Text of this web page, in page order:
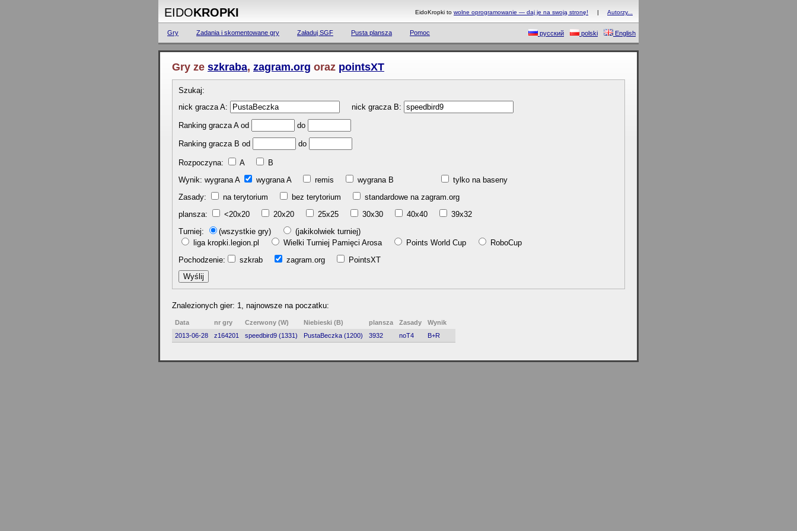
EIDOKROPKI EidoKropki to wolne oprogramowanie — daj je na swoją stronę! | Autorzy...
Gry Zadania i skomentowane gry Załaduj SGF Pusta plansza Pomoc English
polski
русский
Gry ze szkraba, zagram.org oraz pointsXT
Szukaj:
nick gracza A:
nick gracza B:
Ranking gracza A od do
Ranking gracza B od do
Rozpoczyna: A
B
Wynik: wygrana A
wygrana A remis wygrana B
tylko na baseny
Zasady:
na terytorium bez terytorium
standardowe na zagram.org
plansza:
<20x20 20x20 25x25 30x30 40x40
39x32
Turniej:
(wszystkie gry)
(jakikolwiek turniej)
liga kropki.legion.pl
Wielki Turniej Pamięci Arosa Points World Cup
RoboCup
Pochodzenie:
szkrab zagram.org PointsXT
Znalezionych gier: 1, najnowsze na poczatku:
Data nr gry Czerwony (W) Niebieski (B) plansza Zasady
Wynik
2013-06-28
z164201 speedbird9 (1331) PustaBeczka (1200) 3932 noT4 B+R